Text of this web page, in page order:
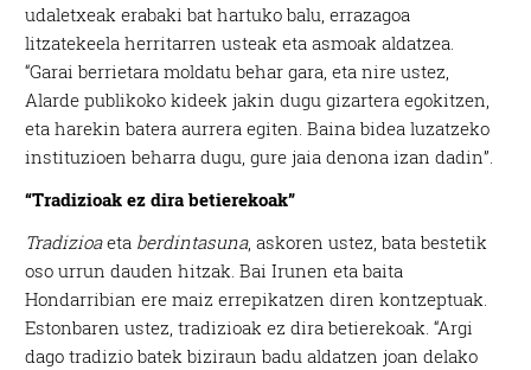
udaletxeak erabaki bat hartuko balu, errazagoa
litzatekeela herritarren usteak eta asmoak aldatzea.
“Garai berrietara moldatu behar gara, eta nire ustez,
Alarde publikoko kideek jakin dugu gizartera egokitzen,
eta harekin batera aurrera egiten. Baina bidea luzatzeko
instituzioen beharra dugu, gure jaia denona izan dadin”.
“Tradizioak ez dira betierekoak”
Tradizioaeta berdintasuna, askoren ustez, bata bestetik
oso urrun dauden hitzak. Bai Irunen eta baita
Hondarribian ere maiz errepikatzen diren kontzeptuak.
Estonbaren ustez, tradizioak ez dira betierekoak. “Argi
dago tradizio batek biziraun badu aldatzen joan delako